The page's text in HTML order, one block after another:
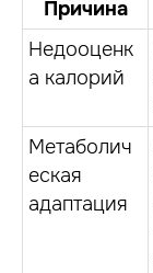
Причина
Недооценк
а калорий
Метаболич
еская
адаптация